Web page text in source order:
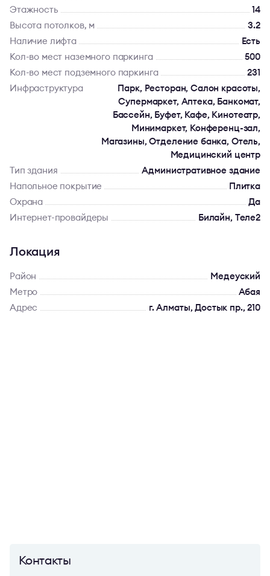
Этажность
14
Высота потолков, м
3.2
Наличие лифта
Есть
Кол-во мест наземного паркинга
500
Кол-во мест подземного паркинга
231
Инфраструктура
Парк, Ресторан, Салон красоты,
Супермаркет, Аптека, Банкомат,
Бассейн, Буфет, Кафе, Кинотеатр,
Минимаркет, Конференц-зал,
Магазины, Отделение банка, Отель,
Медицинский центр
Тип здания
Административное здание
Напольное покрытие
Плитка
Охрана
Да
Интернет-провайдеры
Билайн, Теле2
Локация
Район
Медеуский
Метро
Абая
Адрес
г. Алматы, Достык пр., 210
Контакты